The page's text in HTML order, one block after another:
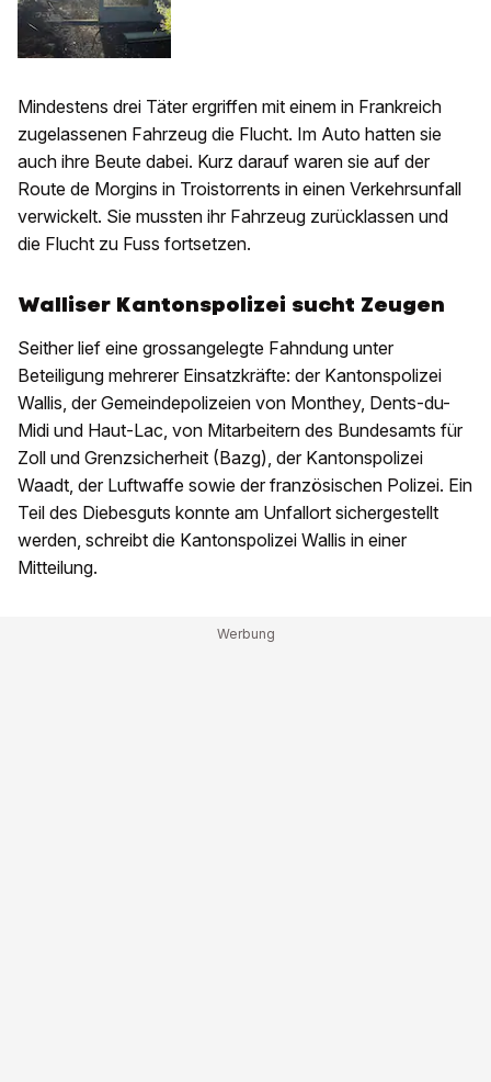
Mindestens drei Täter ergriffen mit einem in Frankreich
zugelassenen Fahrzeug die Flucht. Im Auto hatten sie
auch ihre Beute dabei. Kurz darauf waren sie auf der
Route de Morgins in Troistorrents in einen Verkehrsunfall
verwickelt. Sie mussten ihr Fahrzeug zurücklassen und
die Flucht zu Fuss fortsetzen.
Walliser Kantonspolizei sucht Zeugen
Seither lief eine grossangelegte Fahndung unter
Beteiligung mehrerer Einsatzkräfte: der Kantonspolizei
Wallis, der Gemeindepolizeien von Monthey, Dents-du-
Midi und Haut-Lac, von Mitarbeitern des Bundesamts für
Zoll und Grenzsicherheit (Bazg), der Kantonspolizei
Waadt, der Luftwaffe sowie der französischen Polizei. Ein
Teil des Diebesguts konnte am Unfallort sichergestellt
werden, schreibt die Kantonspolizei Wallis in einer
Mitteilung.